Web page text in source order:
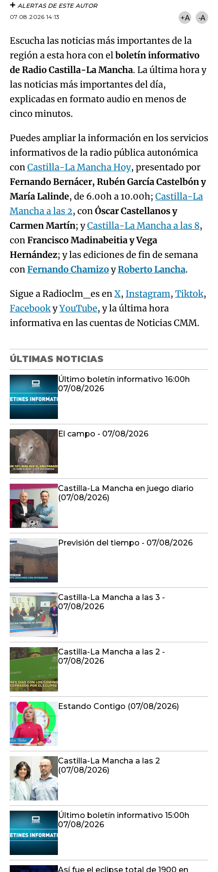
ALERTAS DE ESTE AUTOR
07.08.2026 14:13
+A -A
Escucha las noticias más importantes de la
región a esta hora con elboletín informativo
de Radio Castilla-La Mancha. La última hora y
las noticias más importantes del día,
explicadas en formato audio en menos de
cinco minutos.
Puedes ampliar la información en los servicios
informativos de la radio pública autonómica
conCastilla-La Mancha Hoy, presentado por
Fernando Bernácer, Rubén García Castelbón y
María Lalinde, de 6.00h a 10.00h; Castilla-La
Mancha a las 2, conÓscar Castellanos y
Carmen Martín; yCastilla-La Mancha a las 8,
conFrancisco Madinabeitia y Vega
Hernández; y las ediciones de fin de semana
conFernando ChamizoyRoberto Lancha.
Sigue a Radioclm_es enX, Instagram, Tiktok,
FacebookyYouTube, y la última hora
informativa en las cuentas de Noticias CMM.
ÚLTIMAS NOTICIAS
Último boletín informativo 16:00h
07/08/2026
El campo - 07/08/2026
Castilla-La Mancha en juego diario
(07/08/2026)
Previsión del tiempo - 07/08/2026
Castilla-La Mancha a las 3 -
07/08/2026
Castilla-La Mancha a las 2 -
07/08/2026
Estando Contigo (07/08/2026)
Castilla-La Mancha a las 2
(07/08/2026)
Último boletín informativo 15:00h
07/08/2026
Así fue el eclipse total de 1900 en